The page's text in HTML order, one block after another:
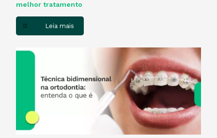
melhor tratamento
Leia mais